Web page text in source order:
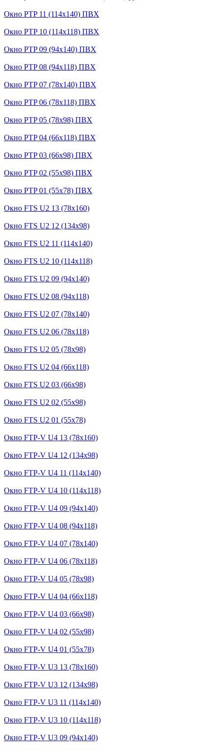
Окно PTP 11 (114x140) ПВХ
Окно PTP 10 (114x118) ПВХ
Окно PTP 09 (94x140) ПВХ
Окно PTP 08 (94x118) ПВХ
Окно PTP 07 (78x140) ПВХ
Окно PTP 06 (78x118) ПВХ
Окно PTP 05 (78x98) ПВХ
Окно PTP 04 (66x118) ПВХ
Окно PTP 03 (66x98) ПВХ
Окно PTP 02 (55x98) ПВХ
Окно PTP 01 (55x78) ПВХ
Окно FTS U2 13 (78x160)
Окно FTS U2 12 (134x98)
Окно FTS U2 11 (114x140)
Окно FTS U2 10 (114x118)
Окно FTS U2 09 (94x140)
Окно FTS U2 08 (94x118)
Окно FTS U2 07 (78x140)
Окно FTS U2 06 (78x118)
Окно FTS U2 05 (78x98)
Окно FTS U2 04 (66x118)
Окно FTS U2 03 (66x98)
Окно FTS U2 02 (55x98)
Окно FTS U2 01 (55x78)
Окно FTP-V U4 13 (78x160)
Окно FTP-V U4 12 (134x98)
Окно FTP-V U4 11 (114x140)
Окно FTP-V U4 10 (114x118)
Окно FTP-V U4 09 (94x140)
Окно FTP-V U4 08 (94x118)
Окно FTP-V U4 07 (78x140)
Окно FTP-V U4 06 (78x118)
Окно FTP-V U4 05 (78x98)
Окно FTP-V U4 04 (66x118)
Окно FTP-V U4 03 (66x98)
Окно FTP-V U4 02 (55x98)
Окно FTP-V U4 01 (55x78)
Окно FTP-V U3 13 (78x160)
Окно FTP-V U3 12 (134x98)
Окно FTP-V U3 11 (114x140)
Окно FTP-V U3 10 (114x118)
Окно FTP-V U3 09 (94x140)